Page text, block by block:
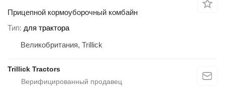
Прицепной кормоуборочный комбайн
Тип для трактора
Великобритания, Trillick
Trillick Tractors